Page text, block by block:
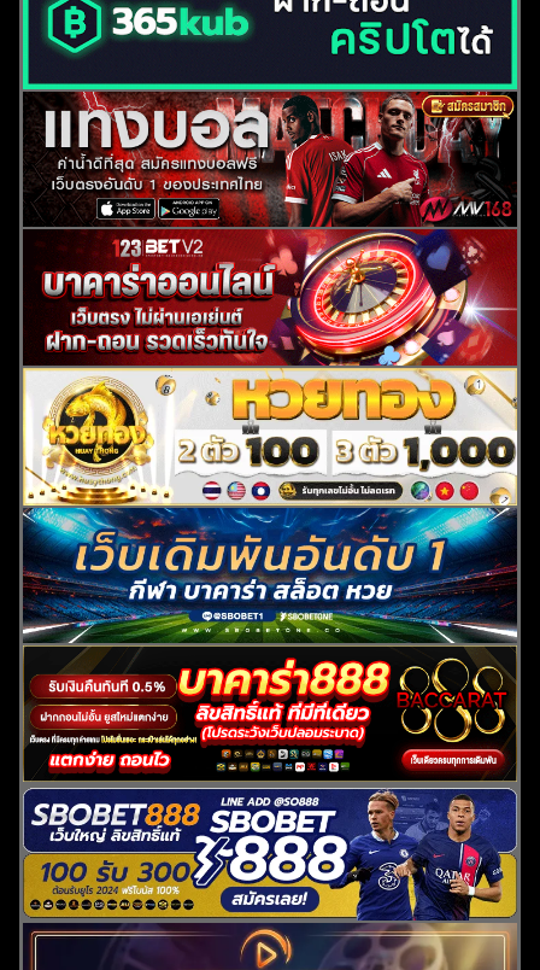
ค้นหา
สำหรับ: